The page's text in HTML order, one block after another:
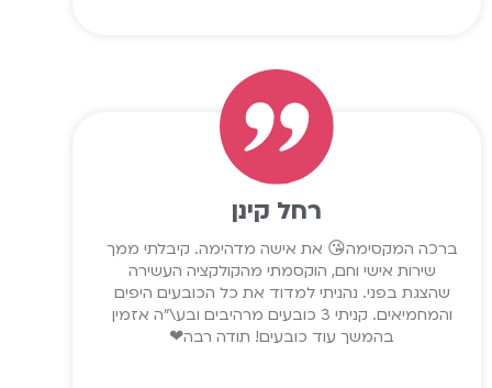
רחל קינן
ברכה המקסימה😘 את אישה מדהימה. קיבלתי ממך
שירות אישי וחם, הוקסמתי מהקולקציה העשירה
שהצגת בפני. נהניתי למדוד את כל הכובעים היפים
והמחמיאים. קניתי 3 כובעים מרהיבים ובע\"ה אזמין
בהמשך עוד כובעים! תודה רבה❤